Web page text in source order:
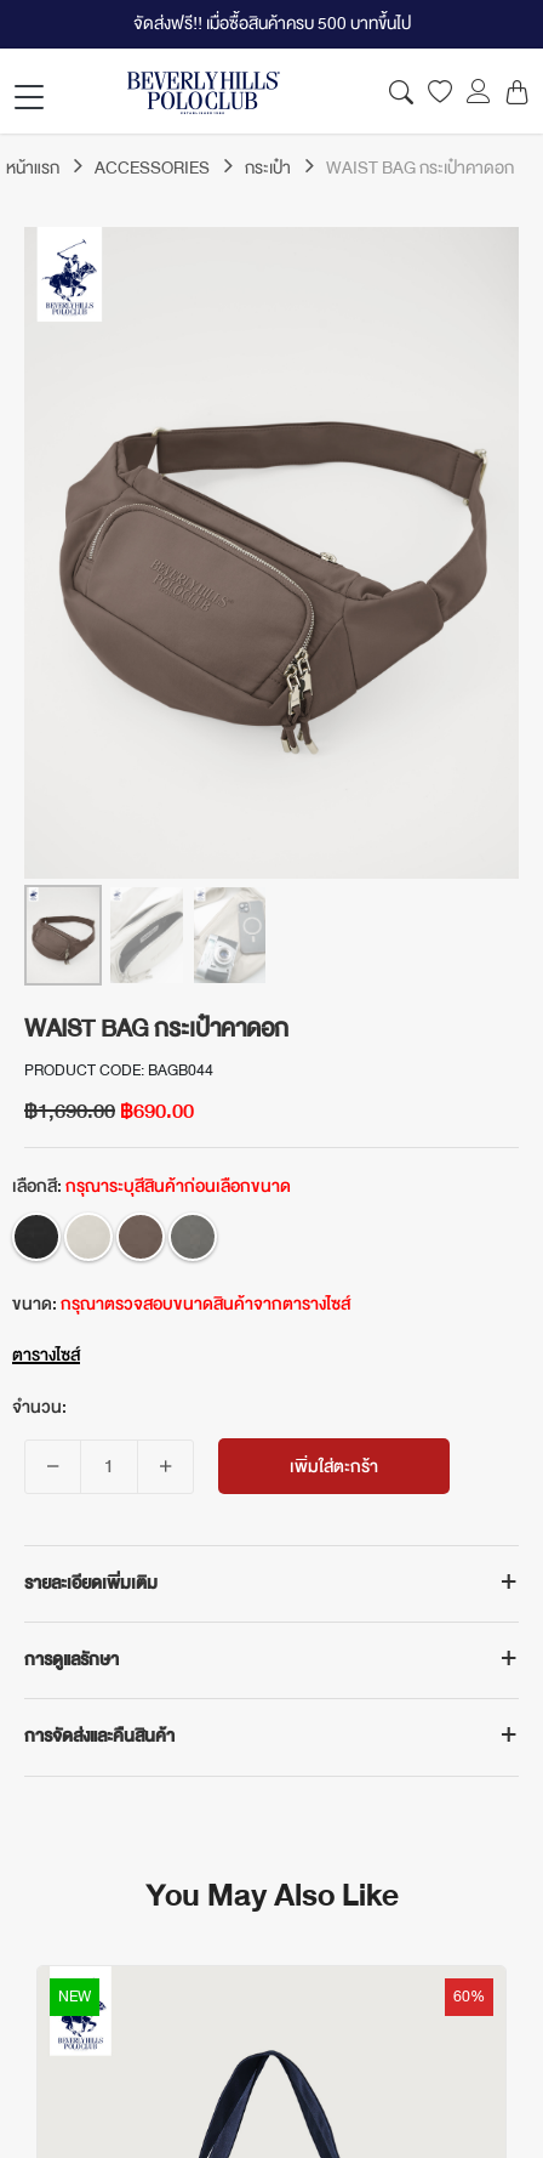
จัดส่งฟรี!! เมื่อซื้อสินค้าครบ 500 บาทขึ้นไป
หน้าแรก ACCESSORIES กระเป๋า WAIST BAG กระเป๋าคาดอก
WAIST BAG กระเป๋าคาดอก
PRODUCT CODE: BAGB044
฿1,690.00฿690.00
เลือกสี:กรุณาระบุสีสินค้าก่อนเลือกขนาด
ขนาด:กรุณาตรวจสอบขนาดสินค้าจากตารางไซส์
ตารางไซส์
จำนวน:
เพิ่มใส่ตะกร้า
รายละเอียดเพิ่มเติม
BEVERLY HILLS POLO CLUB
กระเป๋าคาดอก (WAIST BAG) รุ่น BAGB044 ที่ทั้งเบาและทนทาน มา
พร้อมดีไซน์สุดคิ้วท์ ตอบโจทย์ทุกการใช้งาน น้ำหนักเบาพร้อมไปกับคุณได้
ทุกที่ มินิมอล เรียบเท่ ใช้ได้ทั้งผู้ชายและผู้หญิง
- สายสะพายปรับความยาวได้ สามารถใส่แบบคาดอก / คาดเอว / สะพาย
- มีซิปเปิด–ปิดอย่างแน่นหนา ใช้งานสะดวก
- ช่องเก็บของ ช่องหลักกว้าง ใส่มือถือ กระเป๋าสตางค์ กุญแจ หรือของใช้
จำเป็นได้
- ช่องซิปด้านหน้า สำหรับเก็บบัตรหรือของชิ้นเล็ก
หมายเหตุ: สีของผลิตภัณฑ์ที่แสดงบนเว็บไซต์อาจมีความแตกต่างกันจาก
การตั้งค่าการแสดงผลสีของแต่ละหน้าจอ
การดูแลรักษา
- ทำความสะอาดโดยการปัดฝุ่น หรือสะบัดกระเป๋า เพื่อให้ฝุ่น เศษผงหลุด
ออกจากกระเป๋าผ้า
- หากมีรอยเปื้อน เป็นจุด หรือบริเวณเล็ก ให้นำสบู่ผสมน้ำและใช้แปรงขนนุ่ม
- สามารถใช้น้ำยาทำความสะอาด คราบบนกระเป๋า แบบไม่ต้องใช้น้ำ ซึ่งหา
การจัดส่งและคืนสินค้า
การจัดส่งสินค้า
กรณีต้องการเปลี่ยนหรือคืนสินค้า
สามารถติดต่อได้ที่ฝ่ายบริการลูกค้าของเราทาง LINE @bhpcthailand
สินค้าและบรรจุภัณฑ์ต้องอยู่ในสภาพครบถ้วนสมบูรณ์และไม่ผ่านการซัก
อ่านเงื่อนไขเพิ่มเติม
https://www.bhpcthailand.com/change-and-return
You May Also Like
NEW 60%